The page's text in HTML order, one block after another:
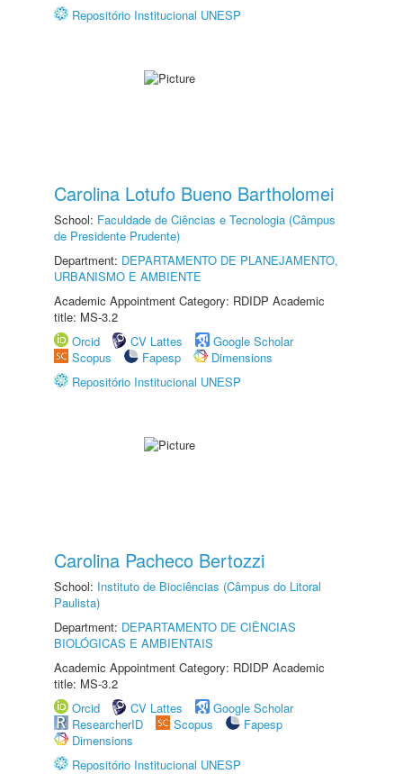
Repositório Institucional UNESP
Carolina Lotufo Bueno Bartholomei
School: Faculdade de Ciências e Tecnologia (Câmpus
de Presidente Prudente)
Department: DEPARTAMENTO DE PLANEJAMENTO,
URBANISMO E AMBIENTE
Academic Appointment Category: RDIDP Academic
title: MS-3.2
Orcid
CV Lattes
Google Scholar
Scopus
Fapesp
Dimensions
Repositório Institucional UNESP
Carolina Pacheco Bertozzi
School: Instituto de Biociências (Câmpus do Litoral
Paulista)
Department: DEPARTAMENTO DE CIÊNCIAS
BIOLÓGICAS E AMBIENTAIS
Academic Appointment Category: RDIDP Academic
title: MS-3.2
Orcid
CV Lattes
Google Scholar
ResearcherID
Scopus
Fapesp
Dimensions
Repositório Institucional UNESP